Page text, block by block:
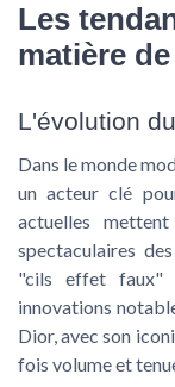
Les
matière
L'évolution
Dans le monde
un acteur clé
actuelles
spectaculaires
"cils effet faux"
innovations
Dior, avec son
fois volume et